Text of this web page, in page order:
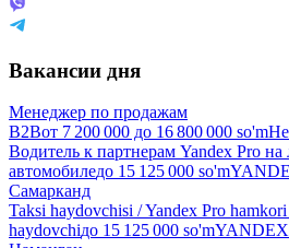
Вакансии дня
Менеджер по продажам
B2Bот 7 200 000 до 16 800 000 so'm
Водитель к партнерам Yandex Pro
автомобиледо 15 125 000 so'm
Самарканд
Taksi haydovchisi / Yandex Pro
haydovchiдо 15 125 000 so'm